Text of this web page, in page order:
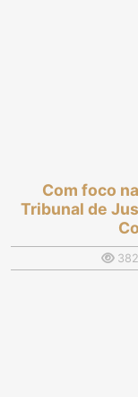
Com foco
Tribunal de